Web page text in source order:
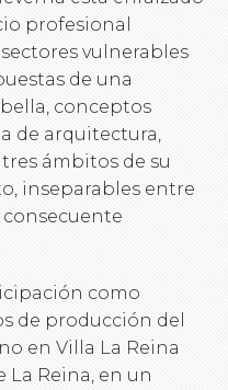
profesional
vulnerables
de una
conceptos
de arquitectura,
ámbitos de su
inseparables entre
como
de producción del
en Villa La Reina
La Reina, en un